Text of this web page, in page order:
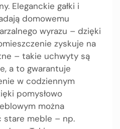
Eleganckie gałki i
domowemu
wyrazu – dzięki
zyskuje na
– takie uchwyty są
a to gwarantuje
w codziennym
pomysłowo
można
stare meble – np.